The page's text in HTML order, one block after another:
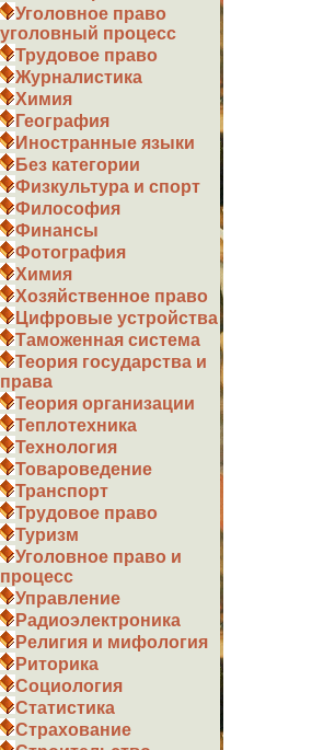
Уголовное право
уголовный процесс
Трудовое право
Журналистика
Химия
География
Иностранные языки
Без категории
Физкультура и спорт
Философия
Финансы
Фотография
Химия
Хозяйственное право
Цифровые устройства
Таможенная система
Теория государства и
права
Теория организации
Теплотехника
Технология
Товароведение
Транспорт
Трудовое право
Туризм
Уголовное право и
процесс
Управление
Радиоэлектроника
Религия и мифология
Риторика
Социология
Статистика
Страхование